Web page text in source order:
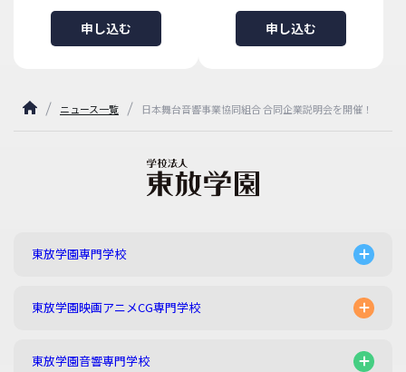
申し込む 申し込む
ニュース一覧 日本舞台音響事業協同組合 合同企業説明会を開催！
東放学園専門学校
東放学園映画アニメCG専門学校
東放学園音響専門学校